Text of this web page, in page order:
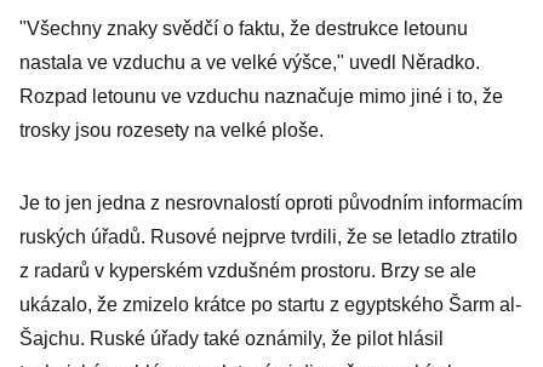
"Všechny znaky svědčí o faktu, že destrukce letounu
nastala ve vzduchu a ve velké výšce," uvedl Něradko.
Rozpad letounu ve vzduchu naznačuje mimo jiné i to, že
trosky jsou rozesety na velké ploše.
Je to jen jedna z nesrovnalostí oproti původním informacím
ruských úřadů. Rusové nejprve tvrdili, že se letadlo ztratilo
z radarů v kyperském vzdušném prostoru. Brzy se ale
ukázalo, že zmizelo krátce po startu z egyptského Šarm al-
Šajchu. Ruské úřady také oznámily, že pilot hlásil